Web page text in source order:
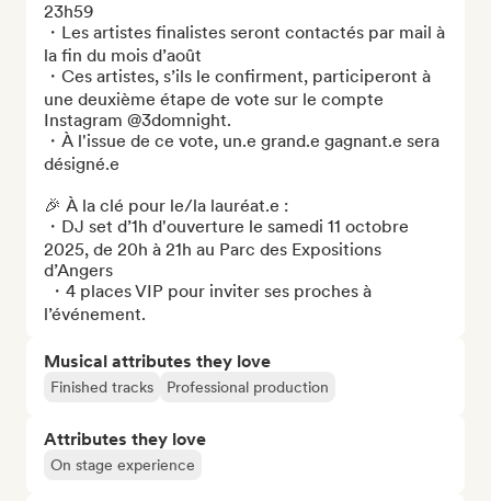
23h59
・Les artistes finalistes seront contactés par mail à
la fin du mois d’août
・Ces artistes, s’ils le confirment, participeront à
une deuxième étape de vote sur le compte
Instagram @3domnight.
・À l'issue de ce vote, un.e grand.e gagnant.e sera
désigné.e
🎉 À la clé pour le/la lauréat.e :
・DJ set d’1h d'ouverture le samedi 11 octobre
2025, de 20h à 21h au Parc des Expositions
d’Angers
l’événement.
Musical attributes they love
Finished tracks Professional production
Attributes they love
On stage experience